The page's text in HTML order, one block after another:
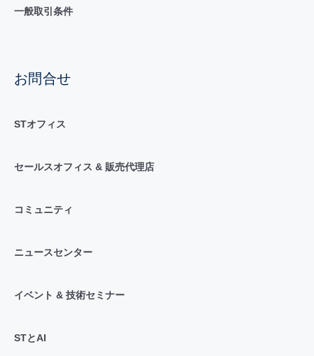
一般取引条件
お問合せ
STオフィス
セールスオフィス & 販売代理店
コミュニティ
ニュースセンター
イベント & 技術セミナー
STとAI